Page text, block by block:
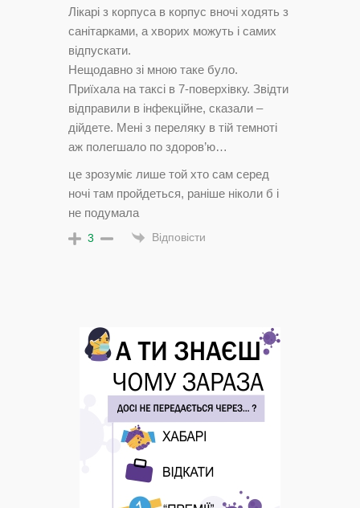
Лікарі з корпуса в корпус вночі ходять з
санітарками, а хворих можуть і самих
відпускати.
Нещодавно зі мною таке було.
Приїхала на таксі в 7-поверхівку. Звідти
відправили в інфекційне, сказали –
дійдете. Мені з переляку в тій темноті
аж полегшало по здоров’ю…
це зрозуміє лише той хто сам серед
ночі там пройдеться, раніше ніколи б і
не подумала
3 Відповісти